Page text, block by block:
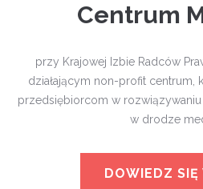
Centrum
przy Krajowej Izbie Radców
działającym non-profit centrum,
przedsiębiorcom w
w drodze
DOWIEDZ SIĘ